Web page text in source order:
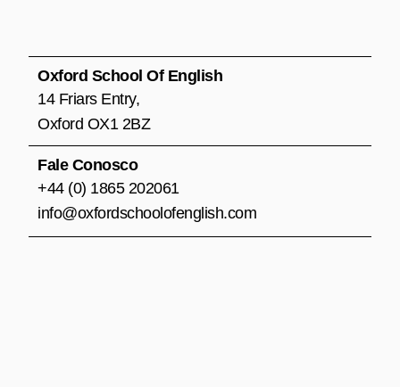
o
o
g
r
b
Oxford School Of English
14 Friars Entry,
Oxford OX1 2BZ
Fale Conosco
+44 (0) 1865 202061
info@oxfordschoolofenglish.com